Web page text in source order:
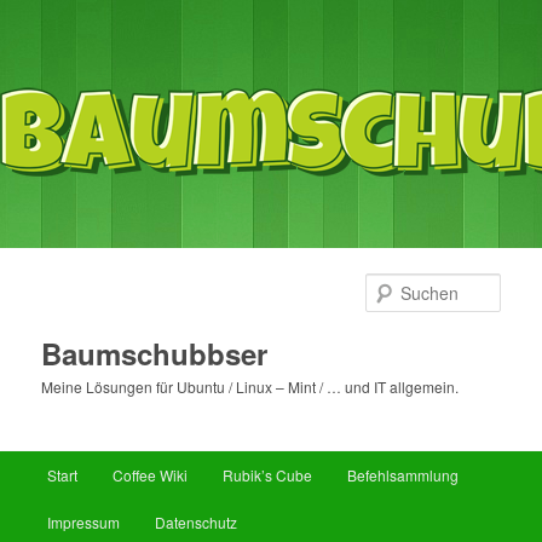
Baumschubbser
Meine Lösungen für Ubuntu / Linux – Mint / … und IT allgemein.
Zum
primären
Zum
sekundären
Start Coffee Wiki Rubik’s Cube Befehlsammlung
Impressum Datenschutz